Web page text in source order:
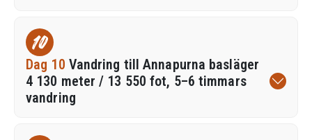
10
Dag 10 Vandring till Annapurna basläger
4 130 meter / 13 550 fot, 5–6 timmars
vandring